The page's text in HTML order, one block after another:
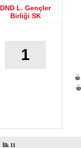
DND L. Gençler
Birliği SK
1
İlk 11